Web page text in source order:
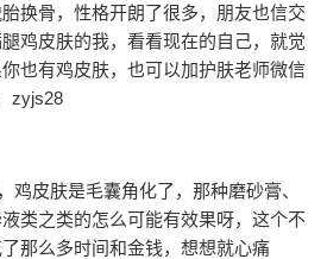
换骨，性格开朗了很多，朋友也信交
鸡皮肤的我，看看现在的自己，就觉
也有鸡皮肤，也可以加护肤老师微信
zyjs28
鸡皮肤是毛囊角化了，那种磨砂膏、
类之类的怎么可能有效果呀，这个不
那么多时间和金钱，想想就心痛